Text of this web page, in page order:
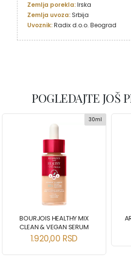
Zemlja porekla:
Zemlja uvoza:
Uvoznik: Radix d.o.o. Beograd
POGLEDAJTE JOŠ
30ml
BOURJOIS HEALTHY MIX
CLEAN & VEGAN SERUM
1.920,00 RSD